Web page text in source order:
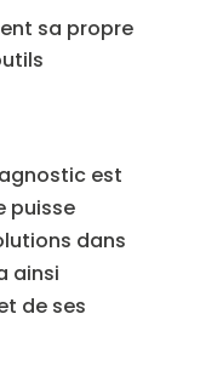
sa propre
est
puisse
dans
ainsi
de ses